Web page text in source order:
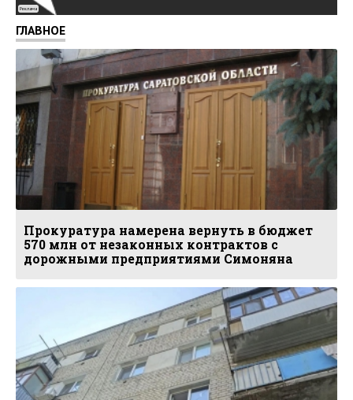
Реклама
ГЛАВНОЕ
Прокуратура намерена вернуть в бюджет
570 млн от незаконных контрактов с
дорожными предприятиями Симоняна